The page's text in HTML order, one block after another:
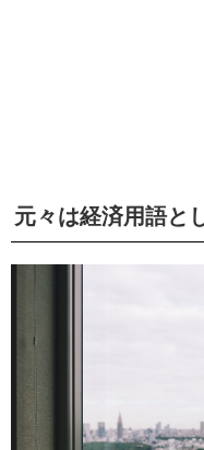
元々は経済用語と